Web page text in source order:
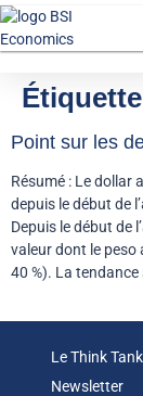
Point sur les
Résumé : Le dollar
depuis le début de
Depuis le début de
valeur dont le peso
40 %). La tendance
Le Think Tank
Newsletter